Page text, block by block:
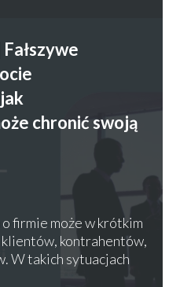
chronić swoją
firmie może w krótkim
kontrahentów,
W takich sytuacjach